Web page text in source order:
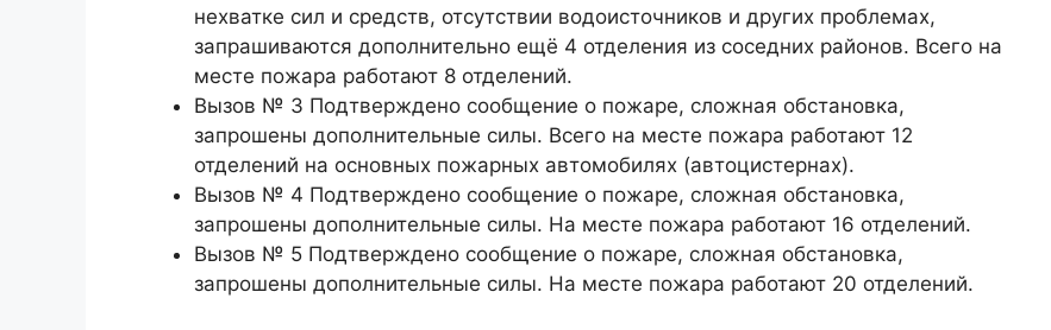
нехватке сил и средств, отсутствии водоисточников и других проблемах,
запрашиваются дополнительно ещё 4 отделения из соседних районов. Всего на
месте пожара работают 8 отделений.
Вызов № 3 Подтверждено сообщение о пожаре, сложная обстановка,
запрошены дополнительные силы. Всего на месте пожара работают 12
отделений на основных пожарных автомобилях (автоцистернах).
Вызов № 4 Подтверждено сообщение о пожаре, сложная обстановка,
запрошены дополнительные силы. На месте пожара работают 16 отделений.
Вызов № 5 Подтверждено сообщение о пожаре, сложная обстановка,
запрошены дополнительные силы. На месте пожара работают 20 отделений.